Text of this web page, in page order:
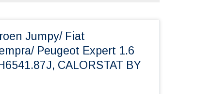
Jumpy/ Fiat
Peugeot Expert 1.6
CALORSTAT BY